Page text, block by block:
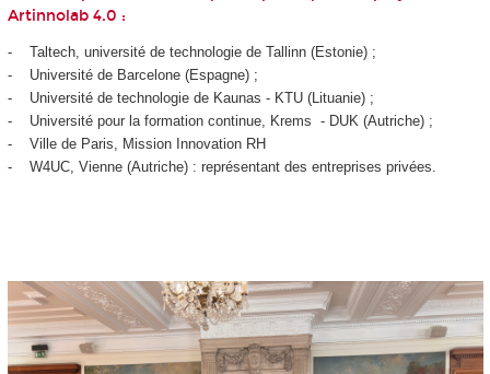
Artinnolab 4.0 :
- Taltech, université de technologie de Tallinn (Estonie) ;
- Université de Barcelone (Espagne) ;
- Université de technologie de Kaunas - KTU (Lituanie) ;
- Université pour la formation continue, Krems - DUK (Autriche) ;
- Ville de Paris, Mission Innovation RH
- W4UC, Vienne (Autriche) : représentant des entreprises privées.